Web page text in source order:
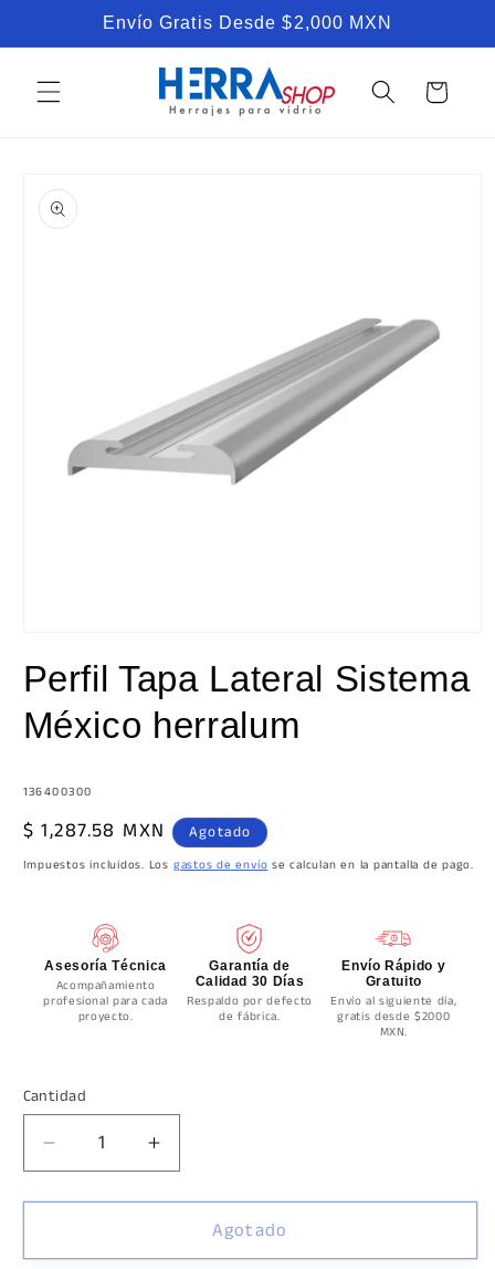
directamente
al contenido
Envío Gratis Desde $2,000 MXN
Carrito
a la
información
del producto
multimedia
1
una
ventana
Perfil Tapa Lateral Sistema
México herralum
SKU:
136400300
Precio
habitual
$ 1,287.58 MXN Agotado
Impuestos incluidos. Los gastos de envío se calculan en la pantalla de pago.
Asesoría Técnica
Acompañamiento
profesional para cada
proyecto.
Garantía de
Calidad 30 Días
Respaldo por defecto
de fábrica.
Envío Rápido y
Gratuito
Envío al siguiente día,
gratis desde $2000
MXN.
Cantidad
Cantidad
Reducir
cantidad
para
Tapa
Aumentar
cantidad
para
Tapa
Agotado